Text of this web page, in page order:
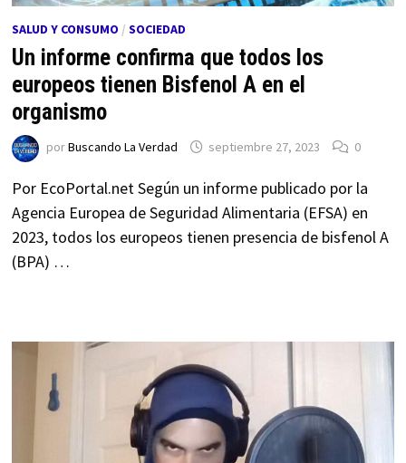
SALUD Y CONSUMO / SOCIEDAD
Un informe confirma que todos los
europeos tienen Bisfenol A en el
organismo
porBuscando La Verdad septiembre 27, 2023 0
Por EcoPortal.net Según un informe publicado por la
Agencia Europea de Seguridad Alimentaria (EFSA) en
2023, todos los europeos tienen presencia de bisfenol A
(BPA) …